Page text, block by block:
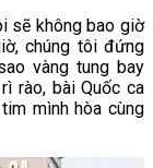
sẽ không bao giờ
chúng tôi đứng
vàng tung bay
rào, bài Quốc ca
mình hòa cùng